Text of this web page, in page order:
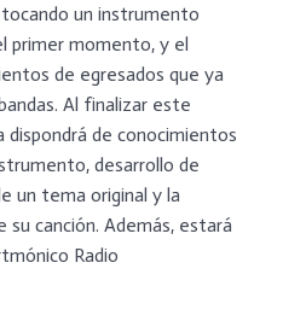
un instrumento
primer momento, y el
de egresados que ya
Al finalizar este
de conocimientos
desarrollo de
un tema original y la
canción. Además, estará
Radio